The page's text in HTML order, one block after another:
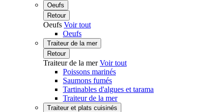
Oeufs
Retour
Oeufs Voir tout
Oeufs
Traiteur de la mer
Retour
Traiteur de la merVoir tout
Poissons marinés
Saumons fumés
Tartinables d'algues et tarama
Traiteur de la mer
Traiteur et plats cuisinés